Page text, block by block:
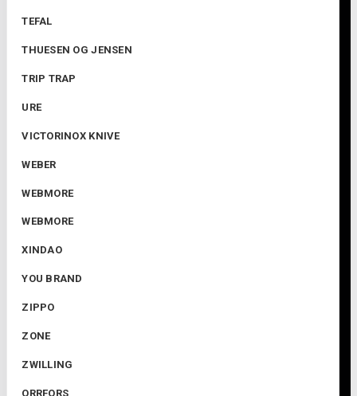
TEFAL
THUESEN OG JENSEN
TRIP TRAP
URE
VICTORINOX KNIVE
WEBER
WEBMORE
WEBMORE
XINDAO
YOU BRAND
ZIPPO
ZONE
ZWILLING
ORRFORS